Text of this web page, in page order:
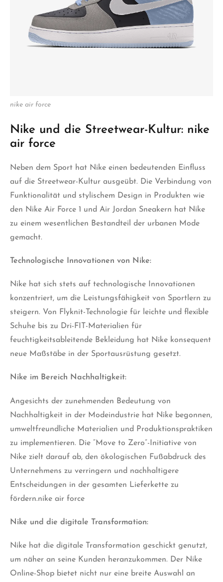
nike air force
Nike und die Streetwear-Kultur: nike
air force
Neben dem Sport hat Nike einen bedeutenden Einfluss
auf die Streetwear-Kultur ausgeübt. Die Verbindung von
Funktionalität und stylischem Design in Produkten wie
den Nike Air Force 1 und Air Jordan Sneakern hat Nike
zu einem wesentlichen Bestandteil der urbanen Mode
gemacht.
Technologische Innovationen von Nike:
Nike hat sich stets auf technologische Innovationen
konzentriert, um die Leistungsfähigkeit von Sportlern zu
steigern. Von Flyknit-Technologie für leichte und flexible
Schuhe bis zu Dri-FIT-Materialien für
feuchtigkeitsableitende Bekleidung hat Nike konsequent
neue Maßstäbe in der Sportausrüstung gesetzt.
Nike im Bereich Nachhaltigkeit:
Angesichts der zunehmenden Bedeutung von
Nachhaltigkeit in der Modeindustrie hat Nike begonnen,
umweltfreundliche Materialien und Produktionspraktiken
zu implementieren. Die “Move to Zero”-Initiative von
Nike zielt darauf ab, den ökologischen Fußabdruck des
Unternehmens zu verringern und nachhaltigere
Entscheidungen in der gesamten Lieferkette zu
fördern.nike air force
Nike und die digitale Transformation:
Nike hat die digitale Transformation geschickt genutzt,
um näher an seine Kunden heranzukommen. Der Nike
Online-Shop bietet nicht nur eine breite Auswahl an